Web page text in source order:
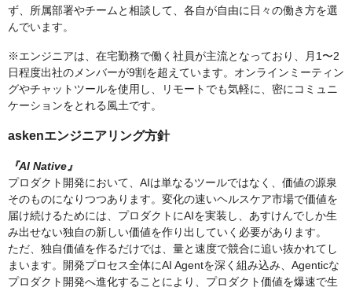
ず、所属部署やチームと相談して、各自が自由に日々の働き方を選
んでいます。
※エンジニアは、在宅勤務で働く社員が主流となっており、月1〜2
日程度出社のメンバーが9割を超えています。オンラインミーティン
グやチャットツールを使用し、リモートでも気軽に、密にコミュニ
ケーションをとれる風土です。
askenエンジニアリング方針
『AI Native』
プロダクト開発において、AIは単なるツールではなく、価値の源泉
そのものになりつつあります。変化の速いヘルスケア市場で価値を
届け続けるためには、プロダクトにAIを実装し、あすけんでしか生
み出せない独自の新しい価値を作り出していく必要があります。
ただ、独自価値を作るだけでは、量と速度で競合に追い抜かれてし
まいます。開発プロセス全体にAI Agentを深く組み込み、Agenticな
プロダクト開発へ進化することにより、プロダクト価値を爆速で生